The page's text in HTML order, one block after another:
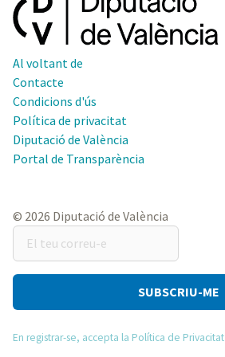
Al voltant de
Contacte
Condicions d'ús
Política de privacitat
Diputació de València
Portal de Transparència
© 2026 Diputació de València
El
teu
correu-
En registrar-se, accepta la Política de Privacitat